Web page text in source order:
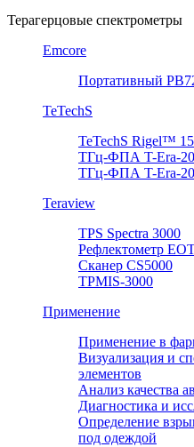
Терагерцовые спектрометры
Emcore
Портативный
TeTechS
TeTechS Rigel™
ТГц-ФПА T-Era-
ТГц-ФПА T-Era-
Teraview
TPS Spectra 3000
Рефлектометр
Сканер CS5000
TPMIS-3000
Применение
Применение в
Визуализация и
элементов
Анализ качества
Диагностика и
Определение
под одеждой